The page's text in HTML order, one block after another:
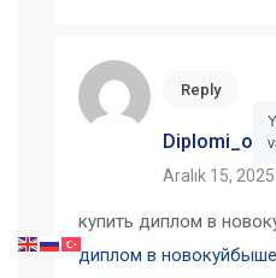
Reply
Aralık 15, 2025
купить диплом в
диплом в